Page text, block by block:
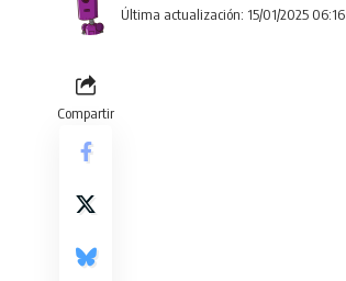
Última actualización: 15/01/2025 06:16
Compartir